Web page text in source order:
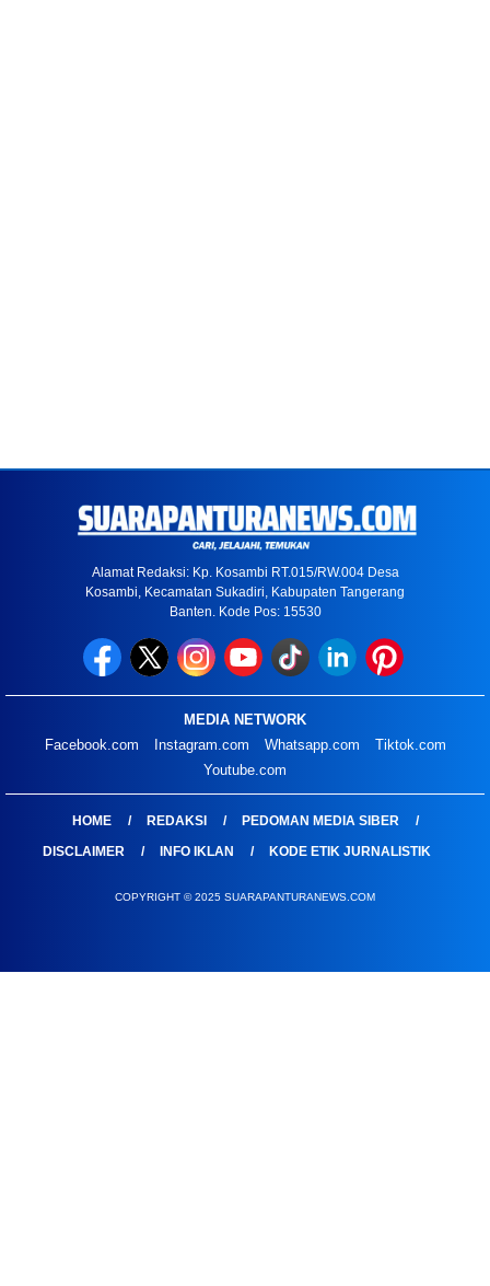
Alamat Redaksi: Kp. Kosambi RT.015/RW.004 Desa
Kosambi, Kecamatan Sukadiri, Kabupaten Tangerang
Banten. Kode Pos: 15530
MEDIA NETWORK
Facebook.com
Instagram.com Whatsapp.com
Tiktok.com
Youtube.com
HOME REDAKSI
PEDOMAN MEDIA SIBER
DISCLAIMER
INFO IKLAN KODE ETIK JURNALISTIK
COPYRIGHT © 2025 SUARAPANTURANEWS.COM